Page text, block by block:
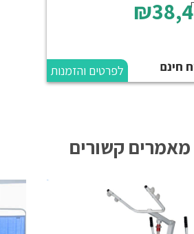
חינם לפרטים והזמנות
מאמרים קשורים